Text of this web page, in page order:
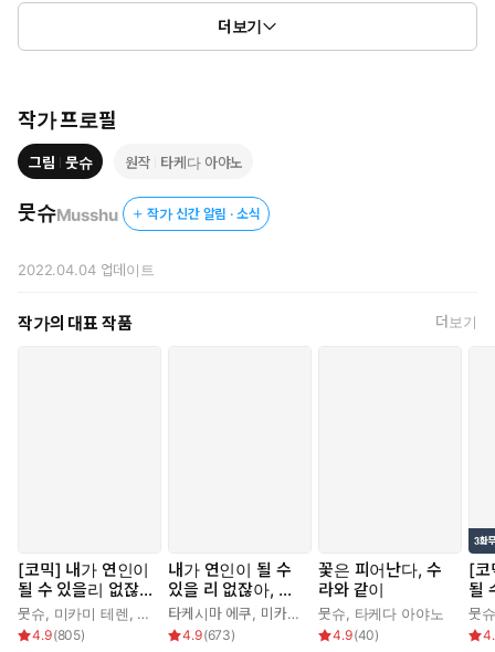
금씩이지만 앞으로 나아간다. HANA WA SAKU,SHURA NO
GOTOKU © 2021 by Ayano Takeda, Musshu/SHUEISHA Inc.
더보기
작가 프로필
그림 뭇슈 원작 타케다 아야노
뭇슈Musshu 작가 신간 알림 · 소식
2022.04.04업데이트
작가의 대표 작품 더보기
[코믹] 내가 연인이
될 수 있을리 없잖
아 무리무리!(※무리
가 아니었다?!)
뭇슈 미카미 테렌 타케시마 에쿠
4.9(805)
내가 연인이 될 수
있을 리 없잖아, 무
리무리! (※무리가
아니었다?!)
타케시마 에쿠 미카미 테렌 ,정백송
4.9(673)
꽃은 피어난다, 수
라와 같이
뭇슈 타케다 아야노
4.9(40)
[코
될
아
가
뭇슈